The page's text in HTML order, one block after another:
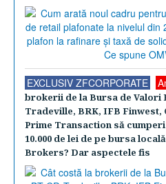
EXCLUSIV ZFCORPORATE
brokerii de la Bursa de Valori
Tradeville, BRK, IFB
Prime Transaction să
10.000 de lei de pe bursa
Brokers? Dar aspectele fis